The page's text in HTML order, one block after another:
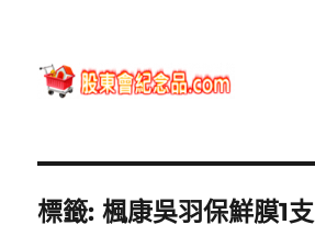
標籤:楓康吳羽保鮮膜1支